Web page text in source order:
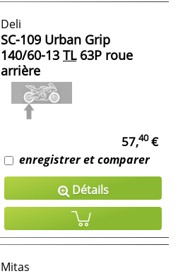
Deli
SC-109 Urban Grip
140/60-13 TL63P roue
arrière
57,40€
enregistrer et comparer
Détails
Mitas